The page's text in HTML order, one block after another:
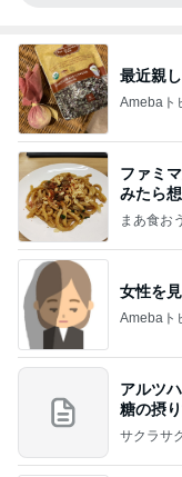
最近親
Amebaト
ファミ
みたら
話
まあ食おう
女性を
Amebaト
アルツ
糖の摂
の恐
サクラサ